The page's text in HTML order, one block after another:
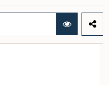
மேலும் முன்னெடுத்துச் செல்லும் நோக்கில் இந்த
ஒன்றியத்தின் உறுப்பினர்கள் மற்றும் கம்பஹா
உறுப்பினர்களும் பங்கேற்கவிருக்கின்றனர்.இந்த